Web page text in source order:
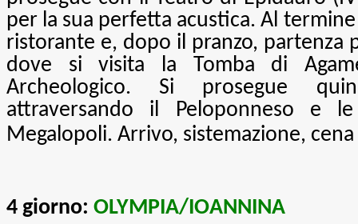
per la sua perfetta acustica. Al
ristorante e, dopo il pranzo, partenza
dove si visita la Tomba di
Archeologico. Si prosegue
attraversando il Peloponneso e
Megalopoli. Arrivo, sistemazione,
4 giorno: OLYMPIA/IOANNINA